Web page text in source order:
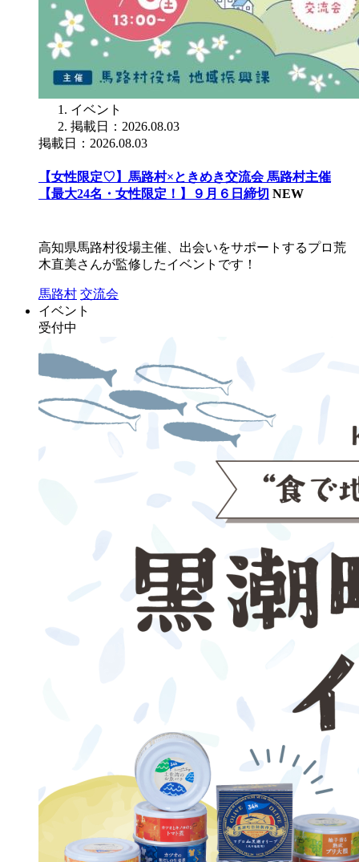
イベント
掲載日：2026.08.03
掲載日：2026.08.03
【女性限定♡】馬路村×ときめき交流会 馬路村主催
【最大24名・女性限定！】９月６日締切 NEW
高知県馬路村役場主催、出会いをサポートするプロ荒
木直美さんが監修したイベントです！
馬路村 交流会
イベント
受付中